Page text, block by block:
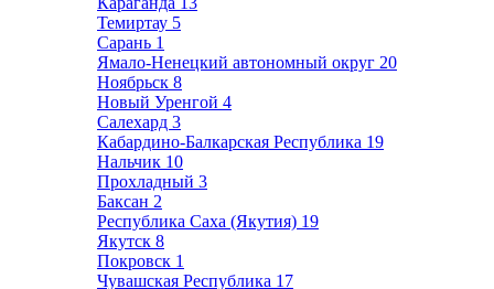
Темиртау 5
Сарань 1
Ямало-Ненецкий автономный округ 20
Ноябрьск 8
Новый Уренгой 4
Салехард 3
Кабардино-Балкарская Республика 19
Нальчик 10
Прохладный 3
Баксан 2
Республика Саха (Якутия) 19
Якутск 8
Покровск 1
Чувашская Республика 17